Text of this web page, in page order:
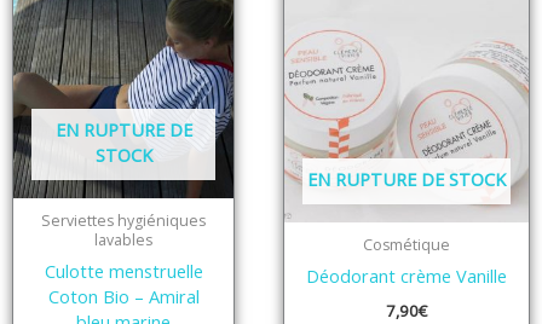
EN RUPTURE DE
STOCK
Serviettes hygiéniques
lavables
Culotte menstruelle
Coton Bio – Amiral
EN RUPTURE DE STOCK
Cosmétique
Déodorant crème Vanille
7,90€